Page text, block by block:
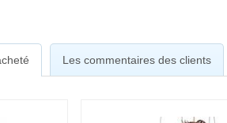
Les commentaires des clients